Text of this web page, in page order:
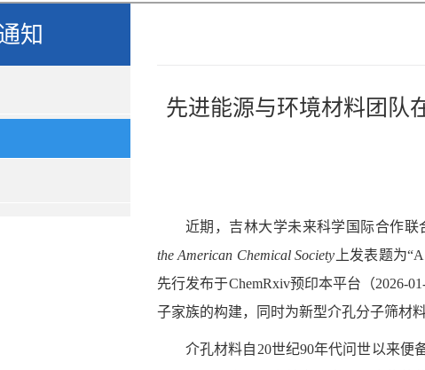
知
先进能源与环境材料团队
近期，吉林大学未来科学国际合作
the American Chemical Society 上发表题为
先行发布于ChemRxiv预印本平台（2026-
子家族的构建，同时为新型介孔分子筛材
介孔材料自20世纪90年代问世以来便